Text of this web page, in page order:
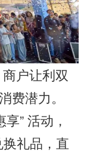
户让利双
费潜力。
” 活动，
换礼品，直